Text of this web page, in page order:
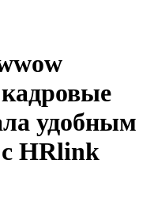
удобным
HRlink